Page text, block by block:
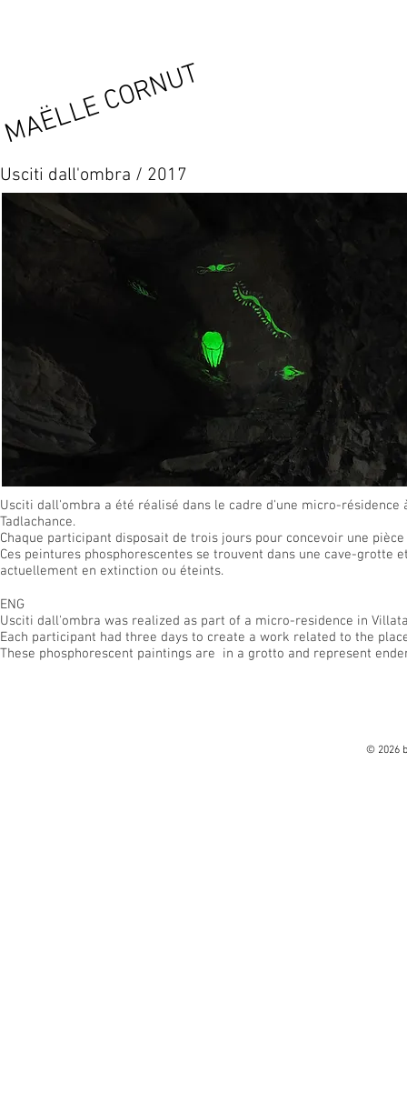
MAËLLE CORNUT
Usciti dall'ombra / 2017
Usciti dall'ombra a été réalisé dans le cadre d'une micro-
Tadlachance.
Chaque participant disposait de trois jours pour concevoir une
Ces peintures phosphorescentes se trouvent dans une cave-
actuellement en extinction ou éteints.
ENG
Usciti dall'ombra was realized as part of a micro-residence in
Each participant had three days to create a work related to the
These phosphorescent paintings are in a grotto and represent
© 2026